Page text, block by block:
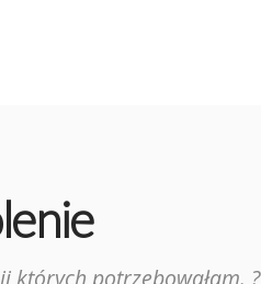
których potrzebowałam. ?